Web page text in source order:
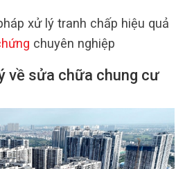
xử lý tranh chấp hiệu quả
chuyên nghiệp
về sửa chữa chung cư